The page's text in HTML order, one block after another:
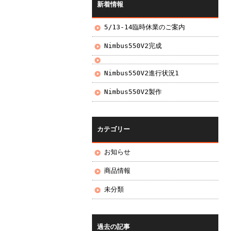
新着情報
5/13-14臨時休業のご案内
Nimbus550V2完成
Nimbus550V2進行状況1
Nimbus550V2製作
カテゴリー
お知らせ
商品情報
未分類
過去の記事